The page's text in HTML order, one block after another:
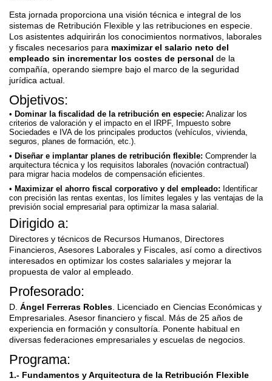
Esta jornada proporciona una visión técnica e integral de los
sistemas de Retribución Flexible y las retribuciones en especie.
Los asistentes adquirirán los conocimientos normativos, laborales
y fiscales necesarios para maximizar el salario neto del
empleado sin incrementar los costes de personal de la
compañía, operando siempre bajo el marco de la seguridad
jurídica actual.
Objetivos:
Dominar la fiscalidad de la retribución en especie: Analizar los
criterios de valoración y el impacto en el IRPF, Impuesto sobre
Sociedades e IVA de los principales productos (vehículos, vivienda,
seguros, planes de formación, etc.).
Diseñar e implantar planes de retribución flexible: Comprender la
arquitectura técnica y los requisitos laborales (novación contractual)
para migrar hacia modelos de compensación eficientes.
Maximizar el ahorro fiscal corporativo y del empleado: Identificar
con precisión las rentas exentas, los límites legales y las ventajas de la
previsión social empresarial para optimizar la masa salarial.
Dirigido a:
Directores y técnicos de Recursos Humanos, Directores
Financieros, Asesores Laborales y Fiscales, así como a directivos
interesados en optimizar los costes salariales y mejorar la
propuesta de valor al empleado.
Profesorado:
D. Ángel Ferreras Robles. Licenciado en Ciencias Económicas y
Empresariales. Asesor financiero y fiscal. Más de 25 años de
experiencia en formación y consultoría. Ponente habitual en
diversas federaciones empresariales y escuelas de negocios.
Programa:
1.- Fundamentos y Arquitectura de la Retribución Flexible